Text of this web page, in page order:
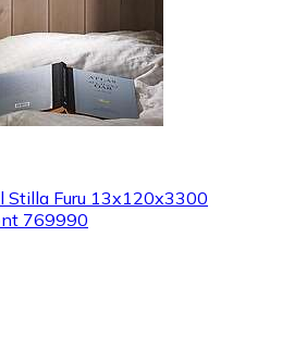
Stilla Furu 13x120x3300
769990